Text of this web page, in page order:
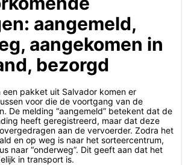
aangemeld,
aangekomen in
bezorgd
een pakket uit Salvador komen er
voor die de voortgang van de
De melding “aangemeld” betekent dat de
heeft geregistreerd, maar dat deze
aan de vervoerder. Zodra het
en op weg is naar het sorteercentrum,
naar “onderweg”. Dit geeft aan dat het
in transport is.